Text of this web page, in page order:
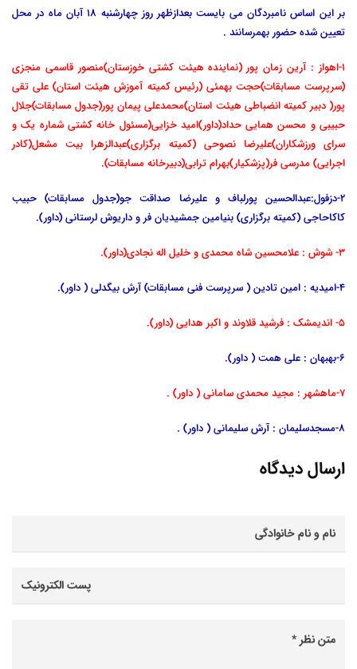
بر این اساس نامبردگان می بایست بعدازظهر روز چهارشنبه 18 آبان ماه در محل
تعیین شده حضور بهمرسانند .
1-اهواز : آرین زمان پور (نماینده هیئت کشتی خوزستان)منصور قاسمی منجزی
(سرپرست مسابقات)حجت بهمئی (رئیس کمیته آموزش هیئت استان) علی تقی
پور( دبیر کمیته انضباطی هیئت استان)محمدعلی پیمان پور(جدول مسابقات)جلال
حبیبی و محسن همایی حداد(داور)امید خزایی(مسئول خانه کشتی شماره یک و
سرای ورزشکاران)علیرضا نصوحی (کمیته برگزاری)عبدالزهرا بیت مشعل(کادر
اجرایی) مدرسی فر(پزشکیار)بهرام ترابی(دبیرخانه مسابقات).
2-دزفول:عبدالحسین پورلباف و علیرضا صداقت جو(جدول مسابقات) حبیب
کاکاحاجی (کمیته برگزاری) بنیامین جمشیدیان فر و داریوش لرستانی (داور).
3- شوش : علامحسین شاه محمدی و خلیل اله نجادی(داور).
4-امیدیه : امین تادین ( سرپرست فنی مسابقات) آرش بیگدلی ( داور).
5- اندیمشک : فرشید قلاوند و اکبر هدایی (داور).
6-بهبهان : علی همت ( داور).
7-ماهشهر : مجید محمدی سامانی ( داور) .
8-مسجدسلیمان : آرش سلیمانی ( داور) .
ارسال دیدگاه